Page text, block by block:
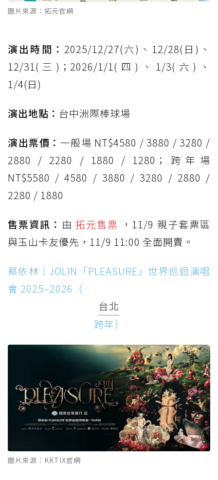
圖片來源：拓元官網
演出時間： 2025/12/27(六)、12/28(日)、
12/31(三)；2026/1/1(四)、1/3(六)、
1/4(日)
演出地點： 台中洲際棒球場
演出票價： 一般場 NT$4580 / 3880 / 3280 /
2880 / 2280 / 1880 / 1280；跨年場
NT$5580 / 4580 / 3880 / 3280 / 2880 /
2280 / 1880
售票資訊： 由 拓元售票 ，11/9 親子套票區
與玉山卡友優先，11/9 11:00 全面開賣。
蔡依林｜JOLIN「PLEASURE」世界巡迴演唱
會 2025–2026（
台北
跨年）
圖片來源：KKTIX官網